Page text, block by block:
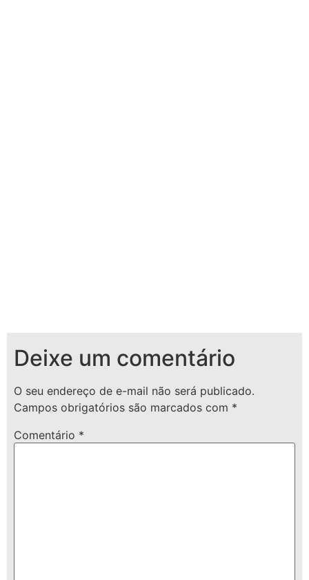
Deixe um comentário
O seu endereço de e-mail não será publicado.
Campos obrigatórios são marcados com *
Comentário *